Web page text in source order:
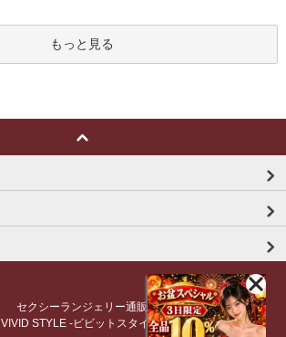
もっと見る
セクシーランジェリー通販
VIVID STYLE -ビビットスタイル-